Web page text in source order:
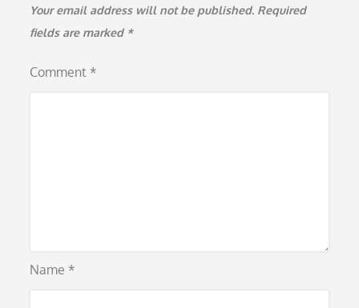
Your email address will not be published. Required
fields are marked *
Comment *
Name *